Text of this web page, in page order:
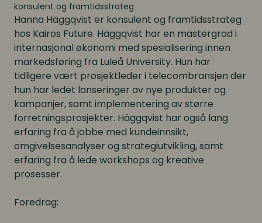
konsulent og framtidsstrateg
Hanna Häggqvist er konsulent og framtidsstrateg
hos Kairos Future. Häggqvist har en mastergrad i
internasjonal økonomi med spesialisering innen
markedsføring fra Luleå University. Hun har
tidligere vært prosjektleder i telecombransjen der
hun har ledet lanseringer av nye produkter og
kampanjer, samt implementering av større
forretningsprosjekter. Häggqvist har også lang
erfaring fra å jobbe med kundeinnsikt,
omgivelsesanalyser og strategiutvikling, samt
erfaring fra å lede workshops og kreative
prosesser.
Foredrag: